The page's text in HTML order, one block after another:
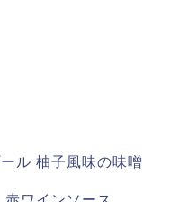
ル 柚子風味の味噌